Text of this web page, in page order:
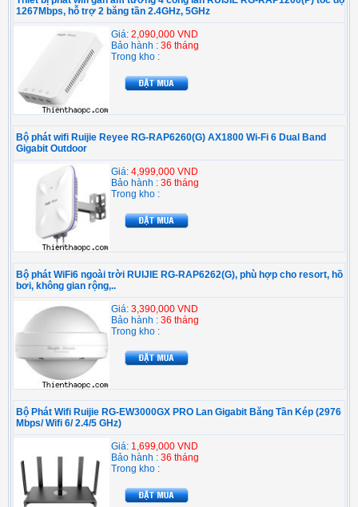
1267Mbps, hỗ trợ 2 băng tần 2.4GHz, 5GHz
Giá: 2,090,000 VND
Bảo hành : 36 tháng
Trong kho :
Bộ phát wifi Ruijie Reyee RG-RAP6260(G) AX1800 Wi-Fi 6 Dual Band
Gigabit Outdoor
Giá: 4,999,000 VND
Bảo hành : 36 tháng
Trong kho :
Bộ phát WiFi6 ngoài trời RUIJIE RG-RAP6262(G), phù hợp cho resort, hồ
bơi, không gian rộng,..
Giá: 3,390,000 VND
Bảo hành : 36 tháng
Trong kho :
Bộ Phát Wifi Ruijie RG-EW3000GX PRO Lan Gigabit Băng Tần Kép (2976
Mbps/ Wifi 6/ 2.4/5 GHz)
Giá: 1,699,000 VND
Bảo hành : 36 tháng
Trong kho :